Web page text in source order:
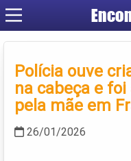
Polícia ouve
na cabeça e
pela mãe em
26/01/2026